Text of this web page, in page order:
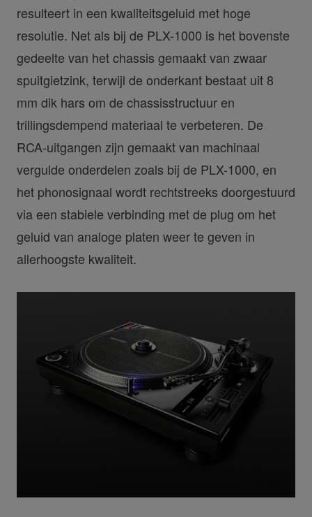
resulteert in een kwaliteitsgeluid met hoge
resolutie. Net als bij de PLX-1000 is het bovenste
gedeelte van het chassis gemaakt van zwaar
spuitgietzink, terwijl de onderkant bestaat uit 8
mm dik hars om de chassisstructuur en
trillingsdempend materiaal te verbeteren. De
RCA-uitgangen zijn gemaakt van machinaal
vergulde onderdelen zoals bij de PLX-1000, en
het phonosignaal wordt rechtstreeks doorgestuurd
via een stabiele verbinding met de plug om het
geluid van analoge platen weer te geven in
allerhoogste kwaliteit.